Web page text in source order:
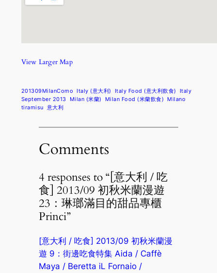
View Larger Map
201309MilanComo Italy (意大利) Italy Food (意大利飲食)
Italy
September 2013
Milan (米蘭) Milan Food (米蘭飲食)
Milano
tiramisu 意大利
Comments
4 responses to “[意大利 / 吃
食] 2013/09 初秋米蘭漫遊
23：琳瑯滿目的甜品專櫃
Princi”
[意大利 / 吃食] 2013/09 初秋米蘭漫
遊 9：街邊吃食特集 Aida / Caffè
Maya / Beretta iL Fornaio /